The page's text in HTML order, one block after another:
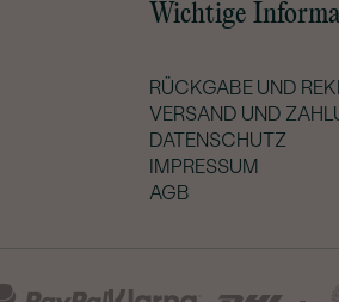
Wichtige
RÜCKGABE UND
VERSAND UND
DATENSCHUTZ
IMPRESSUM
AGB